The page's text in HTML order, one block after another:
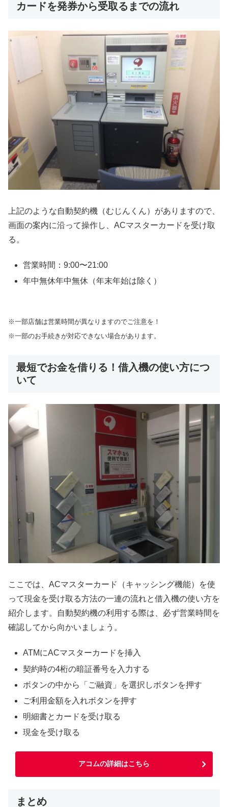
カードを発券から受取るまでの流れ
上記のような自動契約機（むじんくん）がありますので、
画面の案内に沿って操作し、ACマスターカードを受け取
る。
営業時間：9:00〜21:00
年中無休年中無休（年末年始は除く）
※一部店舗は営業時間が異なりますのでご注意を！
※一部のお手続きが対応できない場合があります。
最短でお金を借りる！借入機の使い方につ
いて
ここでは、ACマスターカード（キャッシング機能）を使
って現金を受け取る方法の一連の流れと借入機の使い方を
紹介します。自動契約機の利用する際は、必ず営業時間を
確認してから向かいましょう。
ATMにACマスターカードを挿入
契約時の4桁の暗証番号を入力する
ボタンの中から「ご融資」を選択しボタンを押す
ご利用金額を入れボタンを押す
明細書とカードを受け取る
現金を受け取る
アコムの詳細はこちら
まとめ